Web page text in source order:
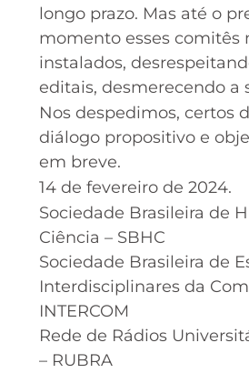
longo prazo. Mas até o
momento esses comitês
instalados,
editais, desmerecendo a
Nos despedimos, certos
diálogo propositivo e
em breve.
14 de fevereiro de 2024.
Sociedade Brasileira de
Ciência – SBHC
Sociedade Brasileira de
Interdisciplinares da
INTERCOM
Rede de Rádios
– RUBRA